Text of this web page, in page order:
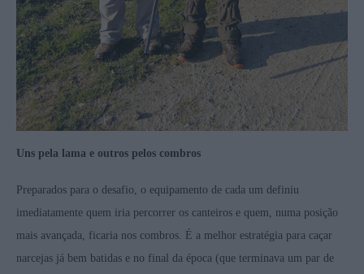
Uns pela lama e outros pelos combros
Preparados para o desafio, o equipamento de cada um definiu
imediatamente quem iria percorrer os canteiros e quem, numa posição
mais avançada, ficaria nos combros. É a melhor estratégia para caçar
narcejas já bem batidas e no final da época (que terminava um par de